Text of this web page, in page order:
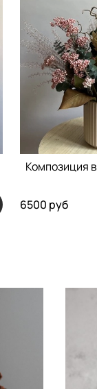
Композиция
6500 руб